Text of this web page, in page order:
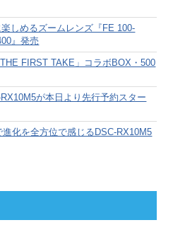
しめるズームレンズ『FE 100-
』発売
FIRST TAKE」コラボBOX・500
が本日より先行予約スター
化を全方位で感じるDSC-RX10M5